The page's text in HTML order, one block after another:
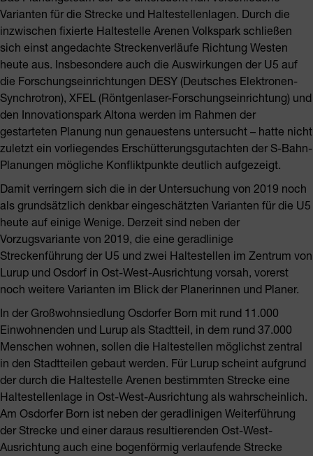
Varianten für die Strecke und Haltestellenlagen. Durch die
inzwischen fixierte Haltestelle Arenen Volkspark schließen
sich einst angedachte Streckenverläufe Richtung Westen
heute aus. Insbesondere auch die Auswirkungen der U5 auf
die Forschungseinrichtungen DESY (Deutsches Elektronen-
Synchrotron), XFEL (Röntgenlaser-Forschungseinrichtung) und
den Innovationspark Altona werden im Rahmen der
gestarteten Planung nun genauestens untersucht – hatte nicht
zuletzt ein vorliegendes Erschütterungsgutachten der S-Bahn-
Planungen mögliche Konfliktpunkte deutlich aufgezeigt.
Damit verringern sich die in der Untersuchung von 2019 noch
als grundsätzlich denkbar eingeschätzten Varianten für die U5
heute auf einige Wenige. Derzeit sind neben der
Vorzugsvariante von 2019, die eine geradlinige
Streckenführung der U5 und zwei Haltestellen im Zentrum von
Lurup und Osdorf in Ost-West-Ausrichtung vorsah, vorerst
noch weitere Varianten im Blick der Planerinnen und Planer.
In der Großwohnsiedlung Osdorfer Born mit rund 11.000
Einwohnenden und Lurup als Stadtteil, in dem rund 37.000
Menschen wohnen, sollen die Haltestellen möglichst zentral
in den Stadtteilen gebaut werden. Für Lurup scheint aufgrund
der durch die Haltestelle Arenen bestimmten Strecke eine
Haltestellenlage in Ost-West-Ausrichtung als wahrscheinlich.
Am Osdorfer Born ist neben der geradlinigen Weiterführung
der Strecke und einer daraus resultierenden Ost-West-
Ausrichtung auch eine bogenförmig verlaufende Strecke